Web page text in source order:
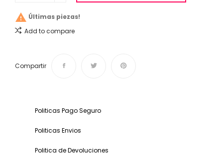
 Últimas piezas!
Add to compare
Compartir
Politicas Pago Seguro
Politicas Envios
Politica de Devoluciones